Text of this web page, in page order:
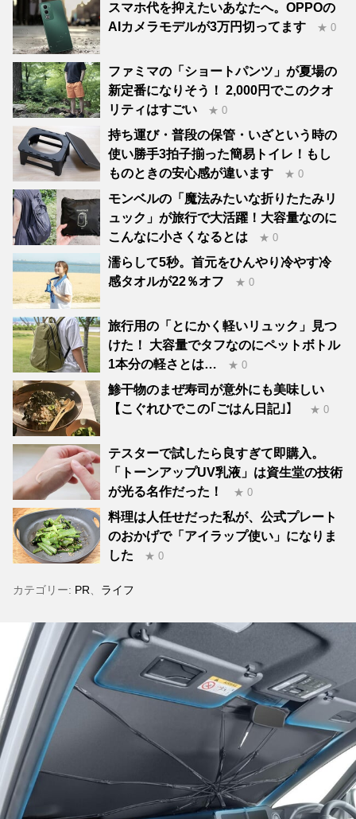
スマホ代を抑えたいあなたへ。OPPOの
AIカメラモデルが3万円切ってます
★ 0
ファミマの「ショートパンツ」が夏場の
新定番になりそう！ 2,000円でこのクオ
リティはすごい
★ 0
持ち運び・普段の保管・いざという時の
使い勝手3拍子揃った簡易トイレ！もし
ものときの安心感が違います
★ 0
モンベルの「魔法みたいな折りたたみリ
ュック」が旅行で大活躍！大容量なのに
こんなに小さくなるとは
★ 0
濡らして5秒。首元をひんやり冷やす冷
感タオルが22％オフ
★ 0
旅行用の「とにかく軽いリュック」見つ
けた！ 大容量でタフなのにペットボトル
1本分の軽さとは…
★ 0
鯵干物のまぜ寿司が意外にも美味しい
【こぐれひでこの｢ごはん日記｣】
★ 0
テスターで試したら良すぎて即購入。
「トーンアップUV乳液」は資生堂の技術
が光る名作だった！
★ 0
料理は人任せだった私が、公式プレート
のおかげで「アイラップ使い」になりま
した
★ 0
カテゴリー: PR、 ライフ